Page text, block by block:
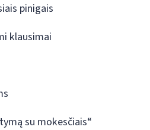
pinigais
klausimai
su mokesčiais“